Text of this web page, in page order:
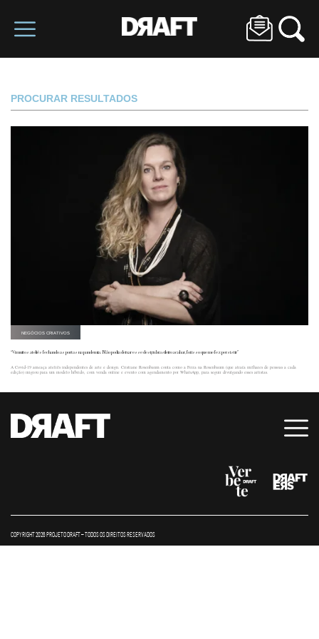
PROCURAR RESULTADOS
NEGÓCIOS CRIATIVOS
“Vi muitos ateliês fechando as portas na pandemia. Não podia deixar esse design brasileiro acabar, foi isso que me fez persistir”
A Covid-19 ameaça ateliês independentes de arte e design. Cristiane Rosenbaum conta como a Feira na Rosenbaum (que atraía milhares de pessoas a cada
edição) migrou para um modelo híbrido, com venda online e evento com agendamento por WhatsApp, para seguir divulgando esses artistas.
COPYRIGHT 2026 PROJETO DRAFT – TODOS OS DIREITOS RESERVADOS